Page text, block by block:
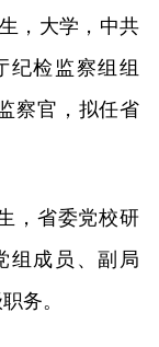
，大学，中共
纪检监察组组
察官，拟任省
，省委党校研
组成员、副局
务。